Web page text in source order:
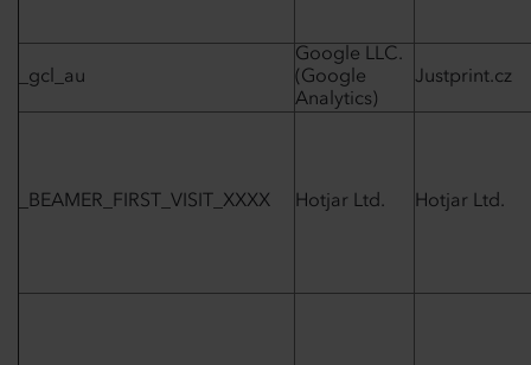
_gcl_au
Google LLC.
(Google
Analytics)
Justprint.cz
_BEAMER_FIRST_VISIT_XXXX Hotjar Ltd. Hotjar Ltd.